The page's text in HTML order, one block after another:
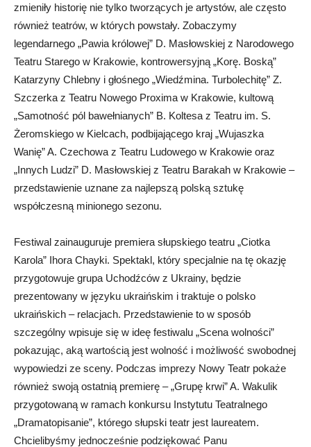
zmieniły historię nie tylko tworzących je artystów, ale często
również teatrów, w których powstały. Zobaczymy
legendarnego „Pawia królowej” D. Masłowskiej z Narodowego
Teatru Starego w Krakowie, kontrowersyjną „Korę. Boską”
Katarzyny Chlebny i głośnego „Wiedźmina. Turbolechitę” Z.
Szczerka z Teatru Nowego Proxima w Krakowie, kultową
„Samotność pól bawełnianych” B. Koltesa z Teatru im. S.
Żeromskiego w Kielcach, podbijającego kraj „Wujaszka
Wanię” A. Czechowa z Teatru Ludowego w Krakowie oraz
„Innych Ludzi” D. Masłowskiej z Teatru Barakah w Krakowie –
przedstawienie uznane za najlepszą polską sztukę
współczesną minionego sezonu.
Festiwal zainauguruje premiera słupskiego teatru „Ciotka
Karola” Ihora Chayki. Spektakl, który specjalnie na tę okazję
przygotowuje grupa Uchodźców z Ukrainy, będzie
prezentowany w języku ukraińskim i traktuje o polsko
ukraińskich – relacjach. Przedstawienie to w sposób
szczególny wpisuje się w ideę festiwalu „Scena wolności”
pokazując, aką wartością jest wolność i możliwość swobodnej
wypowiedzi ze sceny. Podczas imprezy Nowy Teatr pokaże
również swoją ostatnią premierę – „Grupę krwi” A. Wakulik
przygotowaną w ramach konkursu Instytutu Teatralnego
„Dramatopisanie”, którego słupski teatr jest laureatem.
Chcielibyśmy jednocześnie podziękować Panu